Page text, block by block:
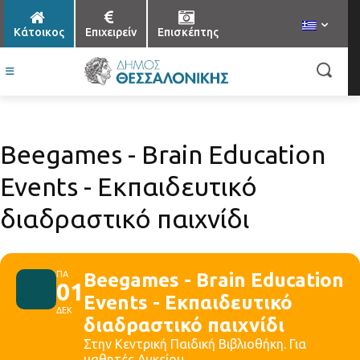
Κάτοικος Επιχειρείν Επισκέπτης
Βeegames - Brain Education
Events - Εκπαιδευτικό
διαδραστικό παιχνίδι
ΠΑ
01
ΔΕΚ
Βeegames - Brain Education
Events - Εκπαιδευτικό
διαδραστικό παιχνίδι
Στην Κεντρική Παιδική Βιβλιοθήκη. Για